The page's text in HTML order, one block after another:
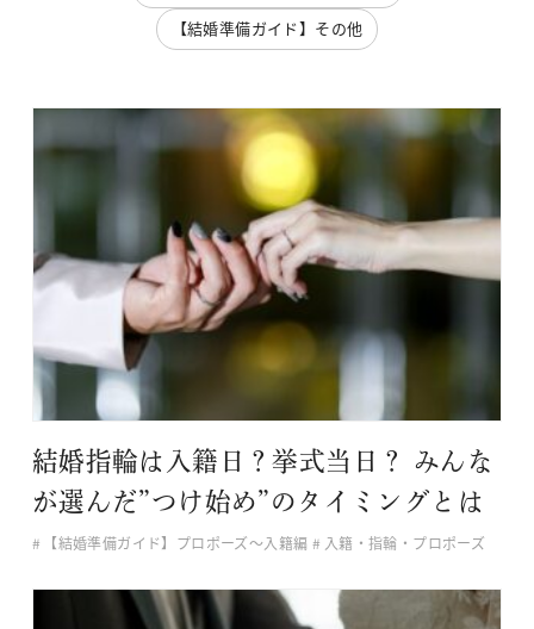
【結婚準備ガイド】その他
結婚指輪は入籍日？挙式当日？ みんな
が選んだ”つけ始め”のタイミングとは
【結婚準備ガイド】プロポーズ〜入籍編 入籍・指輪・プロポーズ